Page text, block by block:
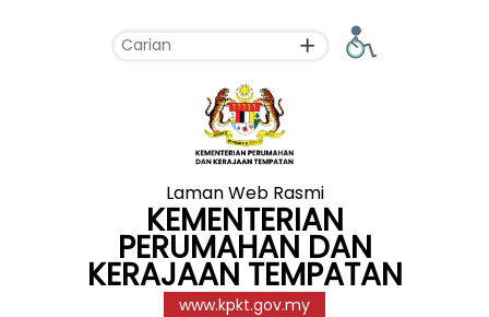
Laman Web Rasmi
KEMENTERIAN
PERUMAHAN DAN
KERAJAAN TEMPATAN
www.kpkt.gov.my